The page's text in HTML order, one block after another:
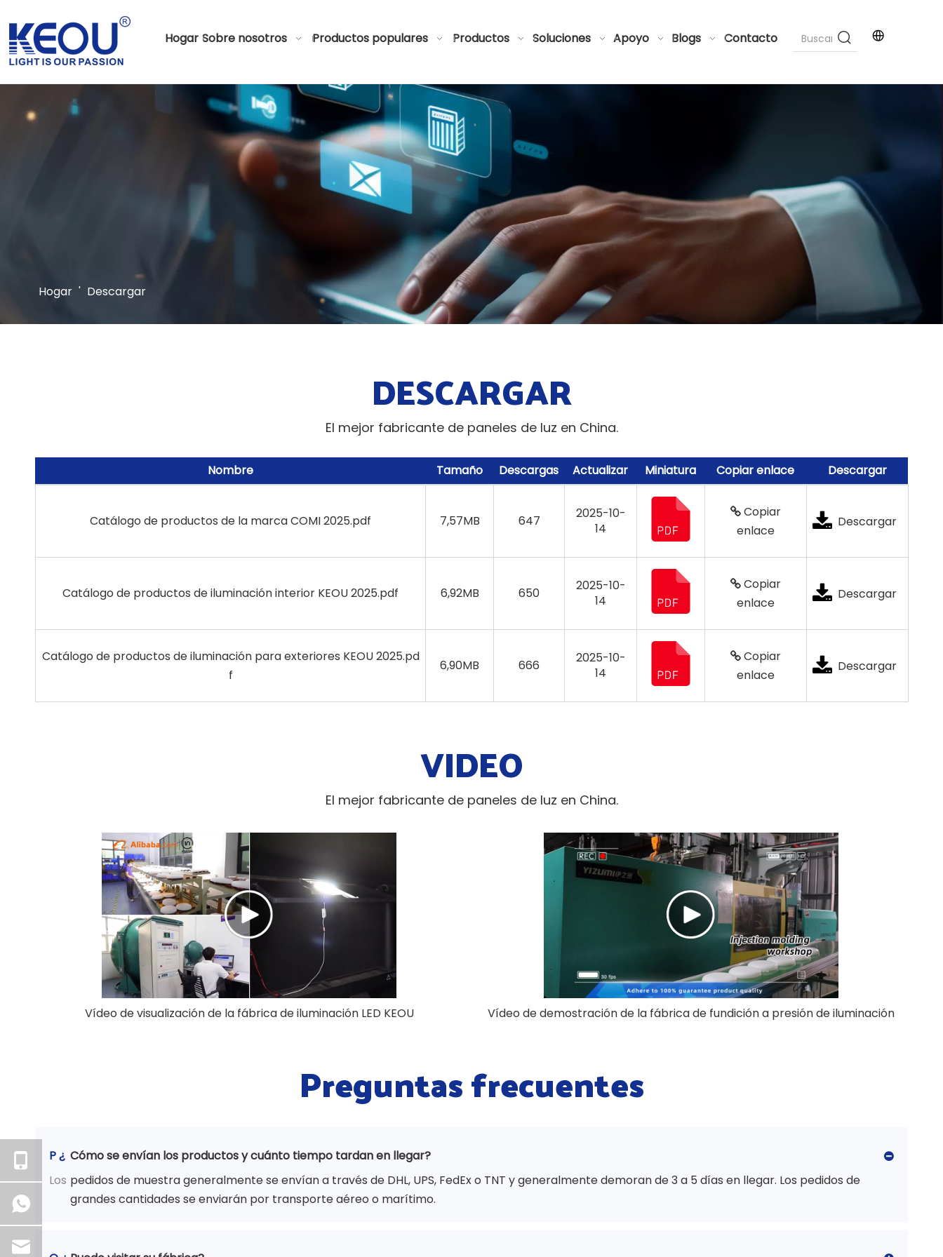
Hogar Sobre nosotros Productos populares Productos Soluciones Apoyo Blogs Contacto
Hogar ' Descargar
DESCARGAR
El mejor fabricante de paneles de luz en China.
Nombre Tamaño Descargas Actualizar Miniatura Copiar enlace Descargar
Catálogo de productos de la marca COMI 2025.pdf 7,57MB 647
2025-10-
14
Copiar
enlace
Descargar
Catálogo de productos de iluminación interior KEOU 2025.pdf 6,92MB 650
2025-10-
14
Copiar
enlace
Descargar
Catálogo de productos de iluminación para exteriores KEOU 2025.pd
f
6,90MB 666
2025-10-
14
Copiar
enlace
Descargar
VIDEO
El mejor fabricante de paneles de luz en China.
Vídeo de visualización de la fábrica de iluminación LED KEOU
Vídeo de demostración de la fábrica de fundición a presión de iluminación
Preguntas frecuentes
P ¿ Cómo se envían los productos y cuánto tiempo tardan en llegar?
Los pedidos de muestra generalmente se envían a través de DHL, UPS, FedEx o TNT y generalmente demoran de 3 a 5 días en llegar. Los pedidos de
grandes cantidades se enviarán por transporte aéreo o marítimo.